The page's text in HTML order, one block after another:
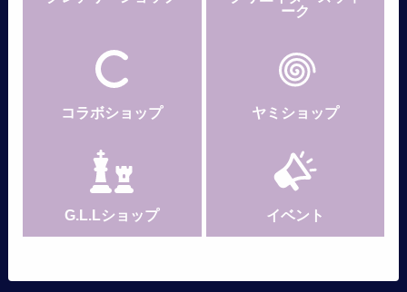
ーク
コラボショップ ヤミショップ
G.L.Lショップ イベント